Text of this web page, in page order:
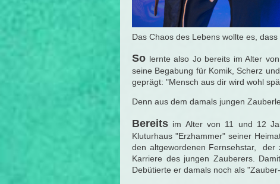
Das Chaos des Lebens wollte es,
So lernte also Jo bereits im Alter
seine Begabung für Komik, Scherz
geprägt: "Mensch aus dir wird wohl
Denn aus dem damals jungen
Bereits im Alter von 11 und 12
Kluturhaus "Erzhammer" seiner
den altgewordenen Fernsehstar, der
Karriere des jungen Zauberers.
Debütierte er damals noch als